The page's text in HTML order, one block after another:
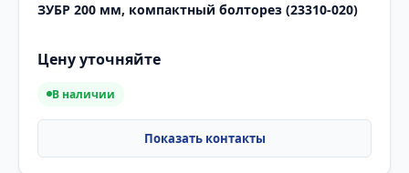
ЗУБР 200 мм, компактный болторез (23310-020)
Цену уточняйте
В наличии